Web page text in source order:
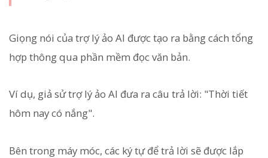
Giọng nói của trợ lý ảo AI được tạo ra bằng cách tổng
hợp thông qua phần mềm đọc văn bản.
Ví dụ, giả sử trợ lý ảo AI đưa ra câu trả lời: "Thời tiết
hôm nay có nắng".
Bên trong máy móc, các ký tự để trả lời sẽ được lắp